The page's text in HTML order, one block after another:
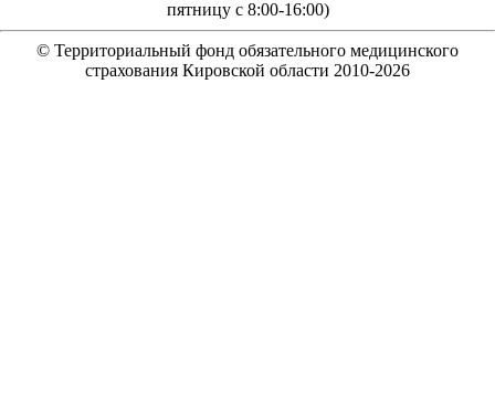
пятницу с 8:00-16:00)
© Территориальный фонд обязательного медицинского
страхования Кировской области 2010-2026